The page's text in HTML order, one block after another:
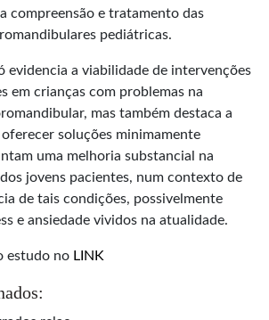
compreensão e tratamento das
pediátricas.
evidencia a viabilidade de intervenções
em crianças com problemas na
mas também destaca a
soluções minimamente
uma melhoria substancial na
jovens pacientes, num contexto de
de tais condições, possivelmente
e ansiedade vividos na atualidade.
estudo no LINK